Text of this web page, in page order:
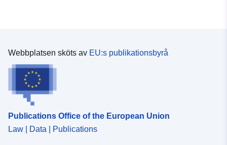
Webbplatsen sköts av EU:s publikationsbyrå
Publications Office of the European Union
Law | Data | Publications